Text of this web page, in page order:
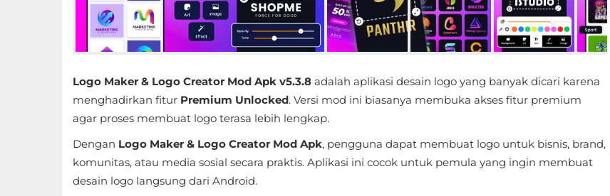
Hypercasual
Logo Maker & Logo Creator Mod Apk v5.3.8 adalah aplikasi desain logo yang banyak dicari karena
menghadirkan fitur Premium Unlocked. Versi mod ini biasanya membuka akses fitur premium
agar proses membuat logo terasa lebih lengkap.
Dengan Logo Maker & Logo Creator Mod Apk, pengguna dapat membuat logo untuk bisnis, brand,
komunitas, atau media sosial secara praktis. Aplikasi ini cocok untuk pemula yang ingin membuat
desain logo langsung dari Android.